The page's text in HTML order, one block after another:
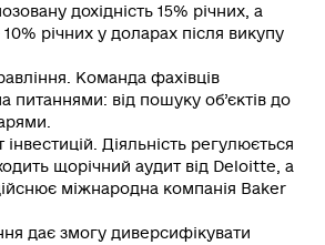
дохідність 15% річних, а
річних у доларах після викупу
Команда фахівців
питаннями: від пошуку об’єктів до
інвестицій. Діяльність регулюється
щорічний аудит від Deloitte, а
міжнародна компанія Baker
дає змогу диверсифікувати